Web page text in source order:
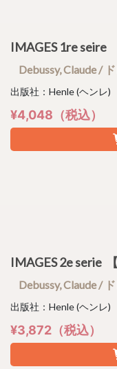
IMAGES 1re seire
Debussy, Claude /
出版社：Henle (ヘンレ)
¥4,048（税込）
IMAGES 2e serie
Debussy, Claude /
出版社：Henle (ヘンレ)
¥3,872（税込）